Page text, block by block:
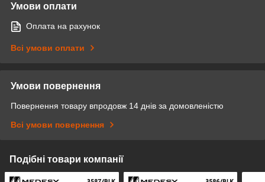
Умови оплати
Оплата на рахунок
Всі умови оплати
Умови повернення
Повернення товару впродовж 14 днів за домовленістю
Всі умови повернення
Подібні товари компанії